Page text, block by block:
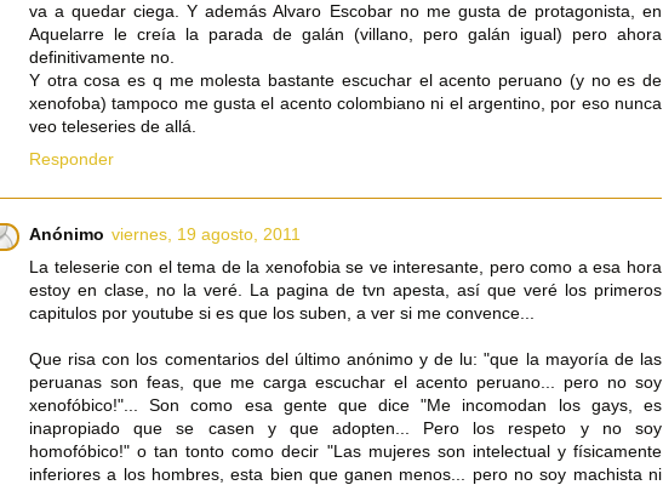
va a quedar ciega. Y además Alvaro Escobar no me gusta de protagonista, en
Aquelarre le creía la parada de galán (villano, pero galán igual) pero ahora
definitivamente no.
Y otra cosa es q me molesta bastante escuchar el acento peruano (y no es de
xenofoba) tampoco me gusta el acento colombiano ni el argentino, por eso nunca
veo teleseries de allá.
Responder
Anónimo viernes, 19 agosto, 2011
La teleserie con el tema de la xenofobia se ve interesante, pero como a esa hora
estoy en clase, no la veré. La pagina de tvn apesta, así que veré los primeros
capitulos por youtube si es que los suben, a ver si me convence...
Que risa con los comentarios del último anónimo y de lu: "que la mayoría de las
peruanas son feas, que me carga escuchar el acento peruano... pero no soy
xenofóbico!"... Son como esa gente que dice "Me incomodan los gays, es
inapropiado que se casen y que adopten... Pero los respeto y no soy
homofóbico!" o tan tonto como decir "Las mujeres son intelectual y físicamente
inferiores a los hombres, esta bien que ganen menos... pero no soy machista ni